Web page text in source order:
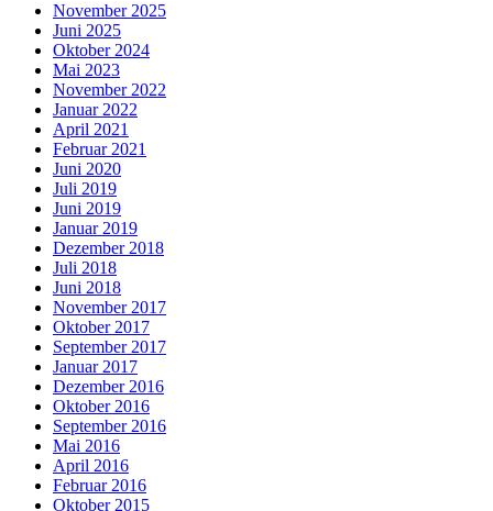
November 2025
Juni 2025
Oktober 2024
Mai 2023
November 2022
Januar 2022
April 2021
Februar 2021
Juni 2020
Juli 2019
Juni 2019
Januar 2019
Dezember 2018
Juli 2018
Juni 2018
November 2017
Oktober 2017
September 2017
Januar 2017
Dezember 2016
Oktober 2016
September 2016
Mai 2016
April 2016
Februar 2016
Oktober 2015